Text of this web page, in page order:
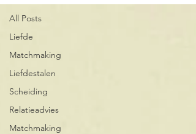
All Posts
Liefde
Matchmaking
Liefdestalen
Scheiding
Relatieadvies
Matchmaking